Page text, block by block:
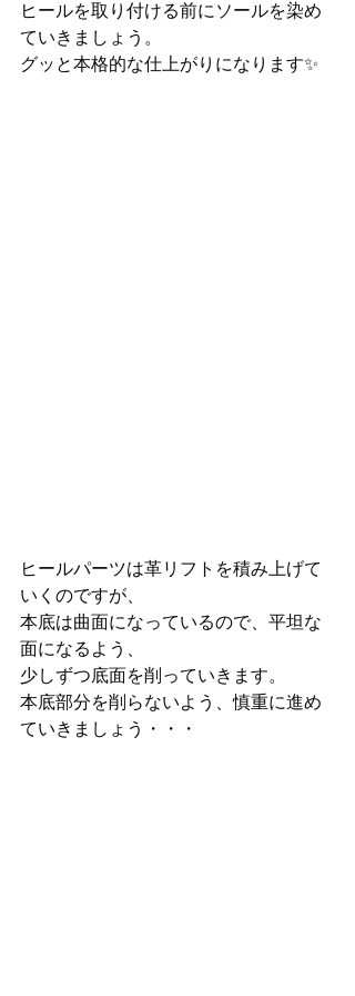
ヒールを取り付ける前にソールを染め
ていきましょう。
グッと本格的な仕上がりになります✨
ヒールパーツは革リフトを積み上げて
いくのですが、
本底は曲面になっているので、平坦な
面になるよう、
少しずつ底面を削っていきます。
本底部分を削らないよう、慎重に進め
ていきましょう・・・